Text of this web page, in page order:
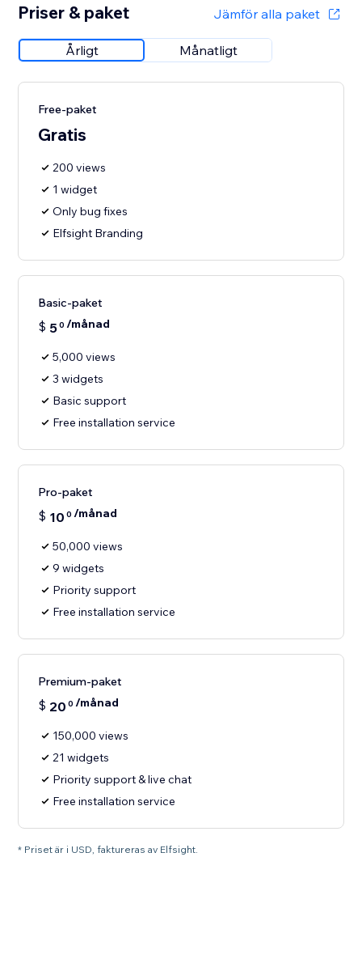
Priser & paket Jämför alla paket
Årligt Månatligt
Free-paket
Gratis
200 views
1 widget
Only bug fixes
Elfsight Branding
Basic-paket
$ 50 /månad
5,000 views
3 widgets
Basic support
Free installation service
Pro-paket
$ 10 0 /månad
50,000 views
9 widgets
Priority support
Free installation service
Premium-paket
$ 20 0 /månad
150,000 views
21 widgets
Priority support & live chat
Free installation service
* Priset är i USD, faktureras av Elfsight.